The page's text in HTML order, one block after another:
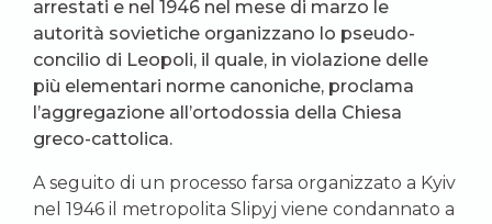
arrestati e nel 1946 nel mese di marzo le
autorità sovietiche organizzano lo pseudo-
concilio di Leopoli, il quale, in violazione delle
più elementari norme canoniche, proclama
l’aggregazione all’ortodossia della Chiesa
greco-cattolica.
A seguito di un processo farsa organizzato a Kyiv
nel 1946 il metropolita Slipyj viene condannato a